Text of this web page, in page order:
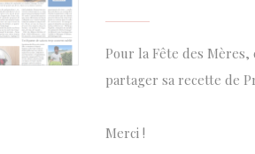
Pour la Fête des Mères,
partager sa recette de
Merci !